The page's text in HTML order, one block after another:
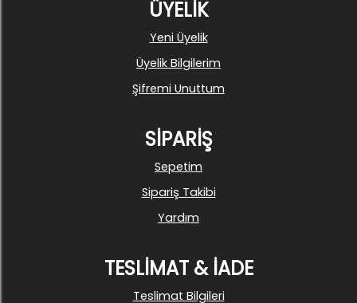
ÜYELİK
Yeni Üyelik
Üyelik Bilgilerim
Şifremi Unuttum
SİPARİŞ
Sepetim
Sipariş Takibi
Yardım
TESLİMAT & İADE
Teslimat Bilgileri